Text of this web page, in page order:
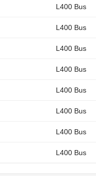
L400 Bus
L400 Bus
L400 Bus
L400 Bus
L400 Bus
L400 Bus
L400 Bus
L400 Bus